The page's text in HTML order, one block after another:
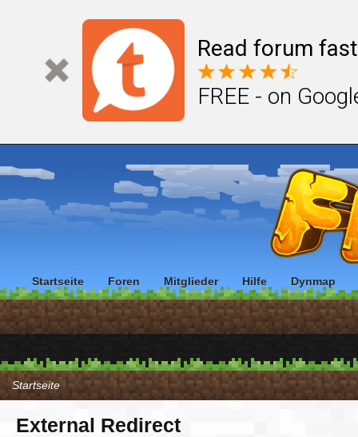
Read forum
FREE - on
Startseite
External Redirect
Startseite Foren Mitglieder Hilfe Dynmap